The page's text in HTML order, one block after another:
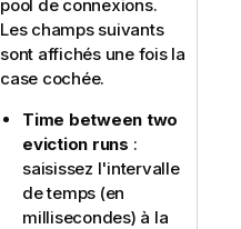
pool de connexions.
Les champs suivants
sont affichés une fois la
case cochée.
Time between two
eviction runs :
saisissez l'intervalle
de temps (en
millisecondes) à la